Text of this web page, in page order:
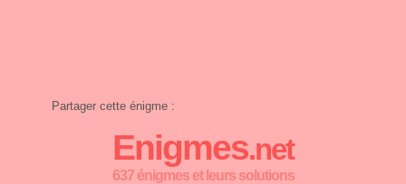
Partager cette énigme :
Enigmes.net
637 énigmes et leurs solutions